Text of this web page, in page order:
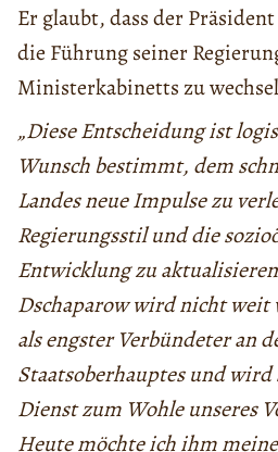
Er glaubt, dass der Präsident
die Führung seiner
Ministerkabinetts zu
„Diese Entscheidung ist
Wunsch bestimmt, dem
Landes neue Impulse zu
Regierungsstil und die
Entwicklung zu
Dschaparow wird nicht weit
als engster Verbündeter an
Staatsoberhauptes und wird
Dienst zum Wohle unseres
Heute möchte ich ihm